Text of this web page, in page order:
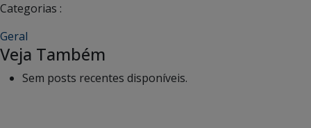
Categorias :
Geral
Veja Também
Sem posts recentes disponíveis.